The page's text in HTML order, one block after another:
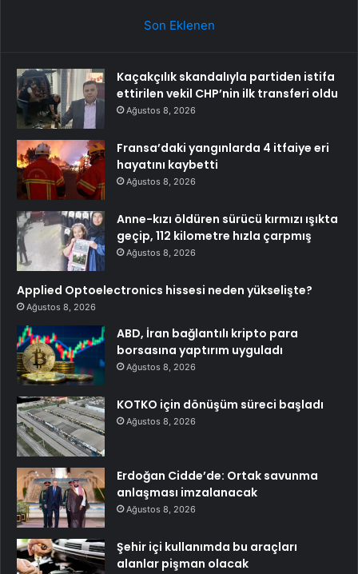
Son Eklenen
Kaçakçılık skandalıyla partiden istifa
ettirilen vekil CHP’nin ilk transferi oldu
Ağustos 8, 2026
Fransa’daki yangınlarda 4 itfaiye eri
hayatını kaybetti
Ağustos 8, 2026
Anne-kızı öldüren sürücü kırmızı ışıkta
geçip, 112 kilometre hızla çarpmış
Ağustos 8, 2026
Applied Optoelectronics hissesi neden yükselişte?
Ağustos 8, 2026
ABD, İran bağlantılı kripto para
borsasına yaptırım uyguladı
Ağustos 8, 2026
KOTKO için dönüşüm süreci başladı
Ağustos 8, 2026
Erdoğan Cidde’de: Ortak savunma
anlaşması imzalanacak
Ağustos 8, 2026
Şehir içi kullanımda bu araçları
alanlar pişman olacak